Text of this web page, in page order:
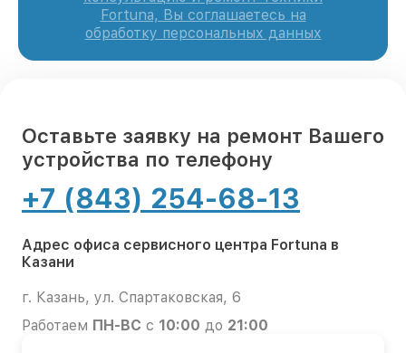
Fortuna, Вы соглашаетесь на
обработку персональных данных
Оставьте заявку на ремонт Вашего
устройства по телефону
+7 (843) 254-68-13
Адрес офиса сервисного центра Fortuna в
Казани
г. Казань, ул. Спартаковская, 6
Работаем ПН-ВС с 10:00 до 21:00